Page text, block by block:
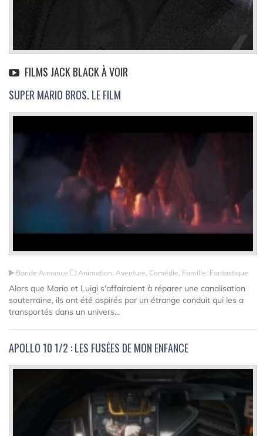
FILMS JACK BLACK À VOIR
SUPER MARIO BROS. LE FILM
Bande Annonce Animation, Aventure, Comédie, Famille, Fantastique
Alors que Mario et Luigi s'affairaient à réparer une canalisation
souterraine, ils ont été aspirés par un étrange conduit qui les a
transportés dans un univers...
APOLLO 10 1/2 : LES FUSÉES DE MON ENFANCE